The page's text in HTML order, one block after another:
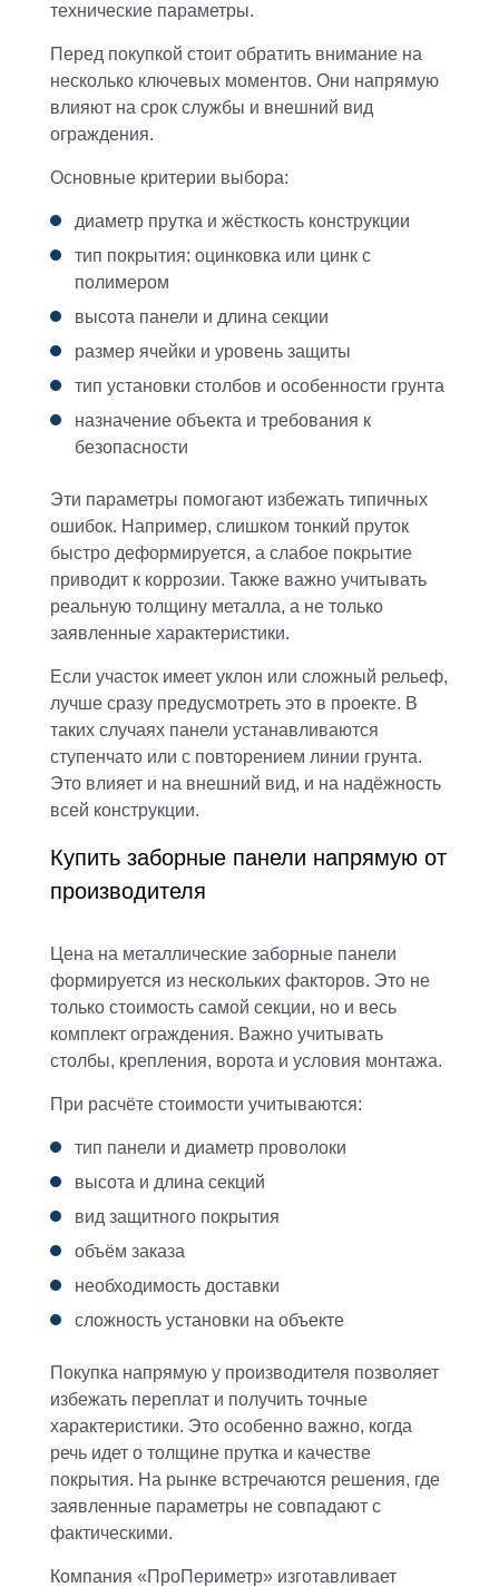
технические параметры.
Перед покупкой стоит обратить внимание на
несколько ключевых моментов. Они напрямую
влияют на срок службы и внешний вид
ограждения.
Основные критерии выбора:
диаметр прутка и жёсткость конструкции
тип покрытия: оцинковка или цинк с
полимером
высота панели и длина секции
размер ячейки и уровень защиты
тип установки столбов и особенности грунта
назначение объекта и требования к
безопасности
Эти параметры помогают избежать типичных
ошибок. Например, слишком тонкий пруток
быстро деформируется, а слабое покрытие
приводит к коррозии. Также важно учитывать
реальную толщину металла, а не только
заявленные характеристики.
Если участок имеет уклон или сложный рельеф,
лучше сразу предусмотреть это в проекте. В
таких случаях панели устанавливаются
ступенчато или с повторением линии грунта.
Это влияет и на внешний вид, и на надёжность
всей конструкции.
Купить заборные панели напрямую от
производителя
Цена на металлические заборные панели
формируется из нескольких факторов. Это не
только стоимость самой секции, но и весь
комплект ограждения. Важно учитывать
столбы, крепления, ворота и условия монтажа.
При расчёте стоимости учитываются:
тип панели и диаметр проволоки
высота и длина секций
вид защитного покрытия
объём заказа
необходимость доставки
сложность установки на объекте
Покупка напрямую у производителя позволяет
избежать переплат и получить точные
характеристики. Это особенно важно, когда
речь идет о толщине прутка и качестве
покрытия. На рынке встречаются решения, где
заявленные параметры не совпадают с
фактическими.
Компания «ПроПериметр» изготавливает